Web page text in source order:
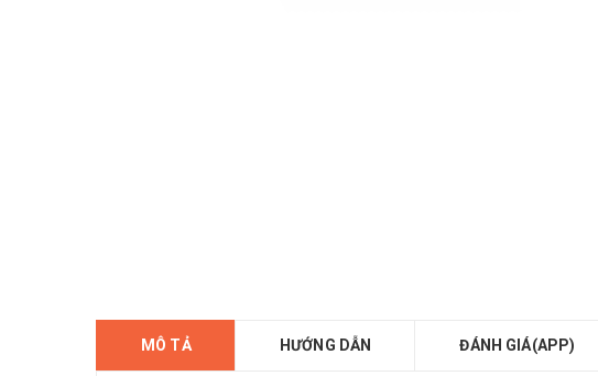
MÔ TẢ HƯỚNG DẪN ĐÁNH GIÁ(APP)